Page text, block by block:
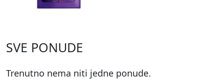
SVE PONUDE
Trenutno nema niti jedne ponude.